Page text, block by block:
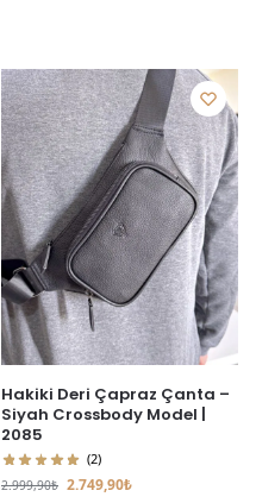
Hakiki Deri Çapraz Çanta –
Siyah Crossbody Model |
2085
(2)
2.999,90₺ 2.749,90₺